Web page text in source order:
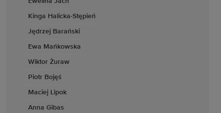
Kinga Halicka-Stępień
Jędrzej Barański
Ewa Mańkowska
Wiktor Żuraw
Piotr Bojęś
Maciej Lipok
Anna Gibas